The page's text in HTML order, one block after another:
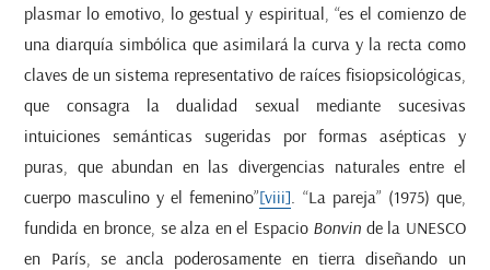
plasmar lo emotivo, lo gestual y espiritual, “es el comienzo de
una diarquía simbólica que asimilará la curva y la recta como
claves de un sistema representativo de raíces fisiopsicológicas,
que consagra la dualidad sexual mediante sucesivas
intuiciones semánticas sugeridas por formas asépticas y
puras, que abundan en las divergencias naturales entre el
cuerpo masculino y el femenino”[viii] . “La pareja” (1975) que,
fundida en bronce, se alza en el Espacio Bonvin de la UNESCO
en París, se ancla poderosamente en tierra diseñando un